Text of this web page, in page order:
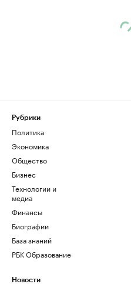
Рубрики
Политика
Экономика
Общество
Бизнес
Технологии и
медиа
Финансы
Биографии
База знаний
РБК Образование
Новости